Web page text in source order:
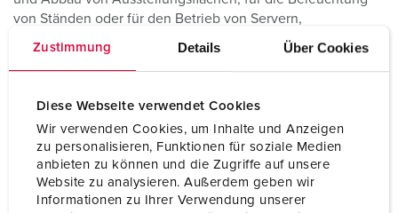
Zustimmung Details Über Cookies
Diese Webseite verwendet Cookies
Wir verwenden Cookies, um Inhalte und Anzeigen
zu personalisieren, Funktionen für soziale Medien
anbieten zu können und die Zugriffe auf unsere
Website zu analysieren. Außerdem geben wir
Informationen zu Ihrer Verwendung unserer
von Ständen oder für den Betrieb von Servern,
Belüftungsanlagen und Generatoren braucht es eine stabile
Stromversorgung. Hier helfen Ihnen unsere flexibel